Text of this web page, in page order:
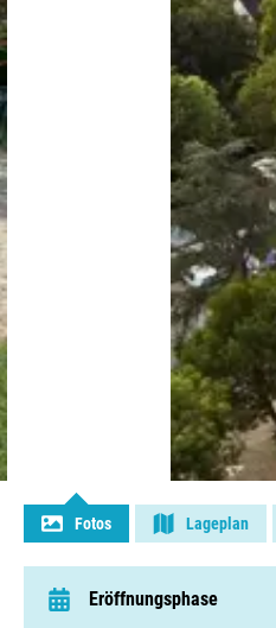
Nachrichten / Blog
Über Campingsucher
Häufig gestellte Fragen
Meinen Campingplatz anmelden
Zusammenarbeit / Werbung
Kontakt aufnehmen
Fotos Lageplan
Eröffnungsphase